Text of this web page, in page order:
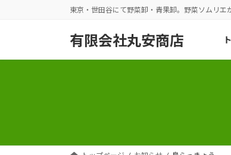
東京・世田谷にて野菜卸・青果卸。野菜ソムリエ
有限会社丸安商店